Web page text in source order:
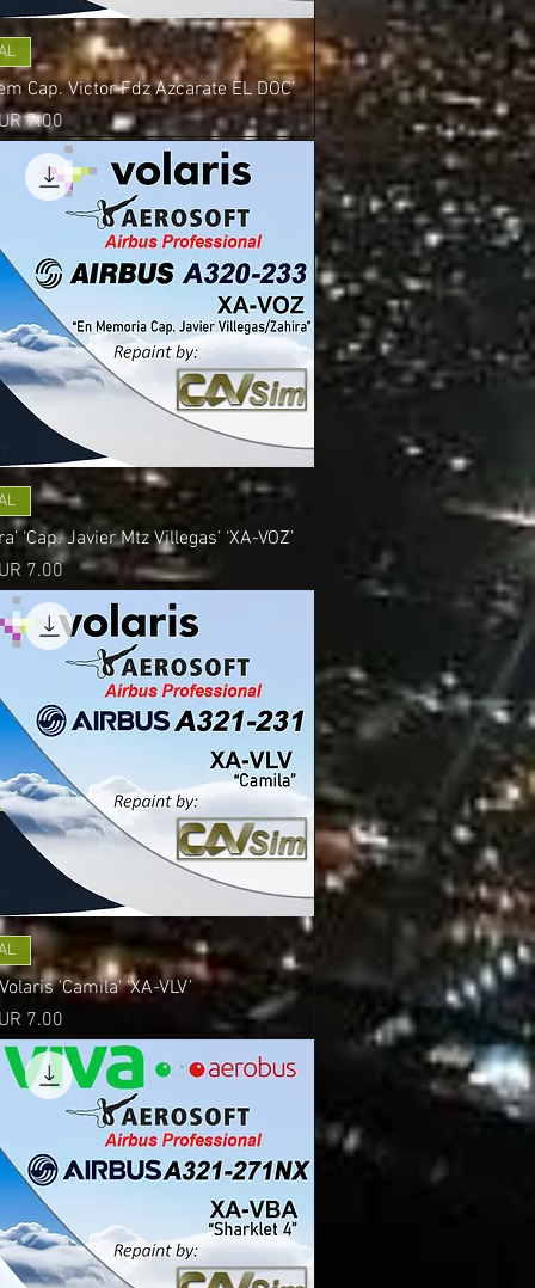
Cap. Victor Fdz Azcarate EL DOC’
7.00
‘Cap. Javier Mtz Villegas’ ‘XA-VOZ’
7.00
'Camila' ‘XA-VLV’
7.00